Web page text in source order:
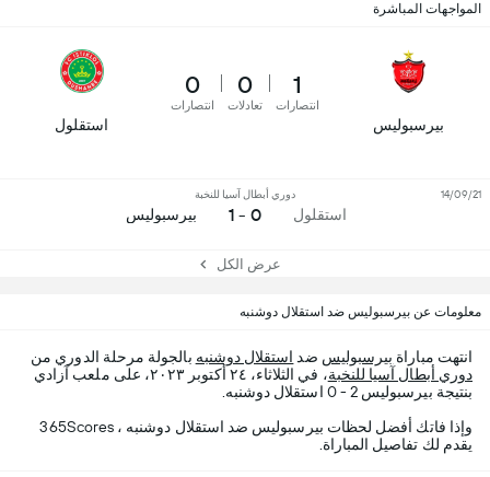
المواجهات المباشرة
بیرسبولیس
1
انتصارات
0
تعادلات
0
انتصارات
استقلول
استقلول
دوري أبطال آسيا للنخبة
0 - 1 بیرسبولیس
14/09/21
عرض الكل
معلومات عن بیرسبولیس ضد استقلال دوشنبه
انتهت مباراة بیرسبولیس ضد استقلال دوشنبه بالجولة مرحلة الدوري من
دوري أبطال آسيا للنخبة
، في الثلاثاء، ٢٤ أكتوبر ٢٠٢٣، على ملعب آزادي
بنتيجة بیرسبولیس 2 - 0 استقلال دوشنبه.
وإذا فاتك أفضل لحظات بیرسبولیس ضد استقلال دوشنبه ، 365Scores
يقدم لك تفاصيل المباراة.